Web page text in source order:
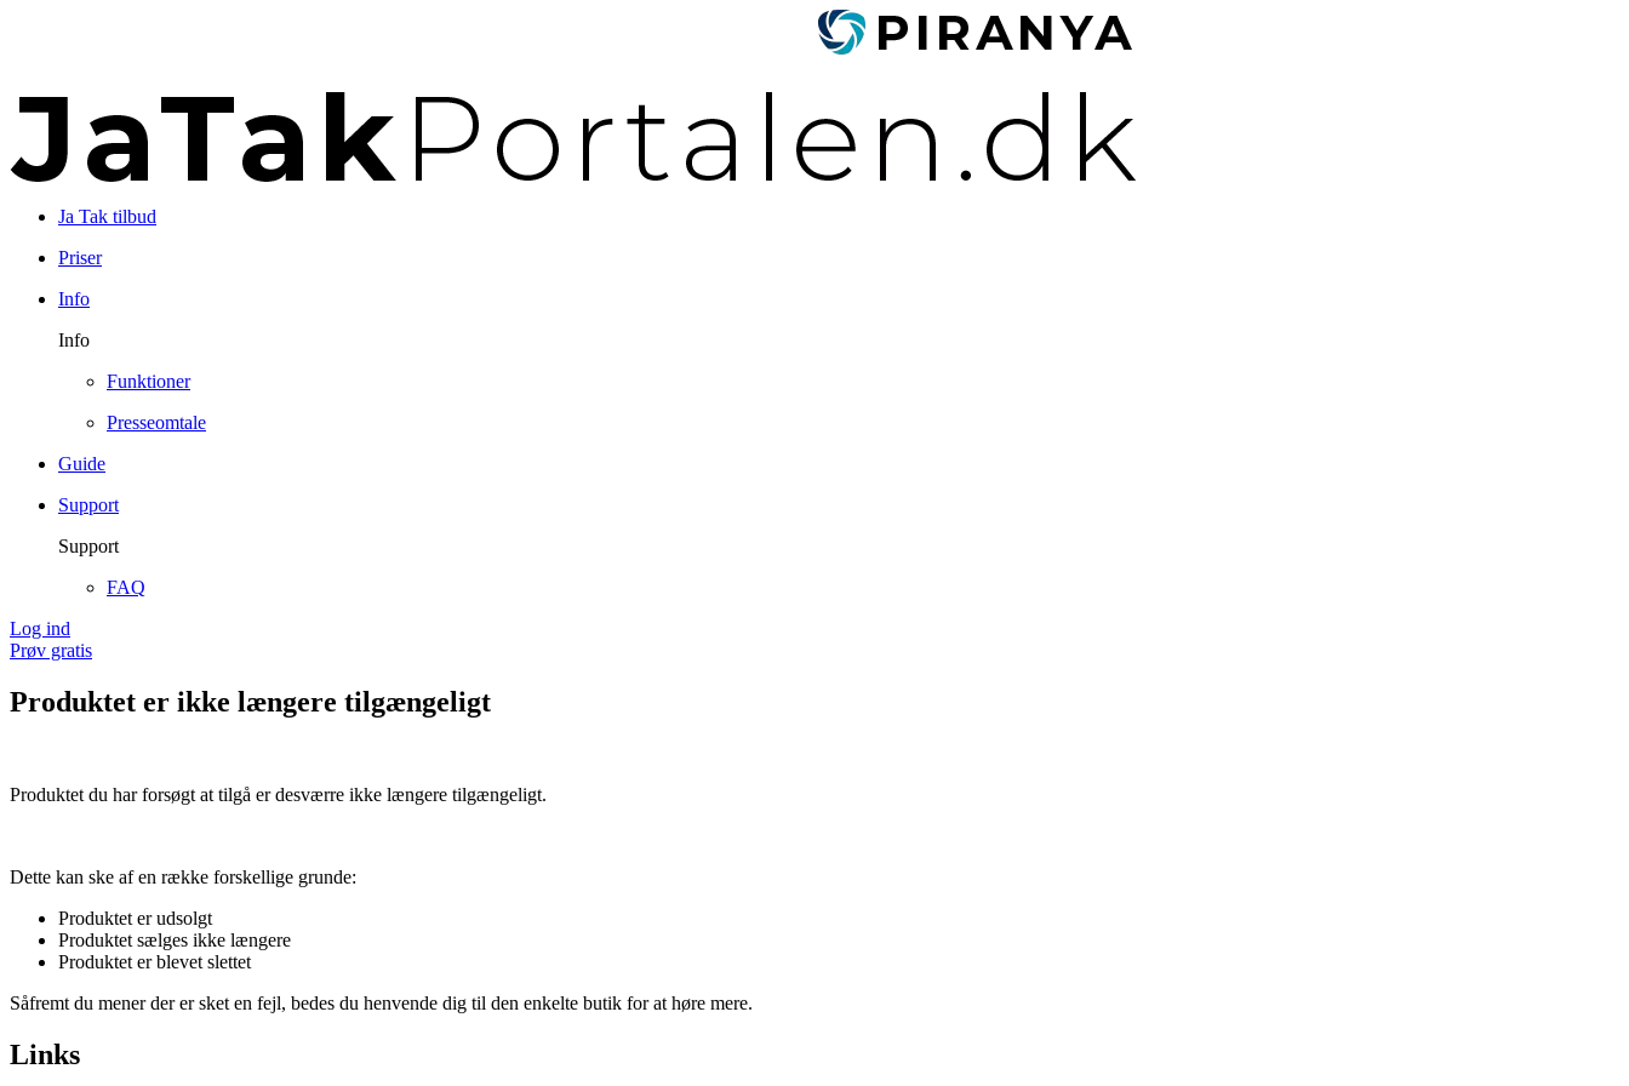
Ja Tak tilbud
Priser
Info
Info
Funktioner
Presseomtale
Guide
Support
Support
FAQ
Log ind
Prøv gratis
Produktet er ikke længere tilgængeligt
Produktet du har forsøgt at tilgå er desværre ikke længere tilgængeligt.
Dette kan ske af en række forskellige grunde:
Produktet er udsolgt
Produktet sælges ikke længere
Produktet er blevet slettet
Såfremt du mener der er sket en fejl, bedes du henvende dig til den enkelte butik for at høre mere.
Links